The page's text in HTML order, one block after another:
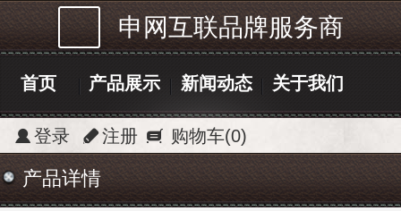
申网互联品牌服务商
首页 产品展示 新闻动态 关于我们
登录 注册 购物车(0)
产品详情